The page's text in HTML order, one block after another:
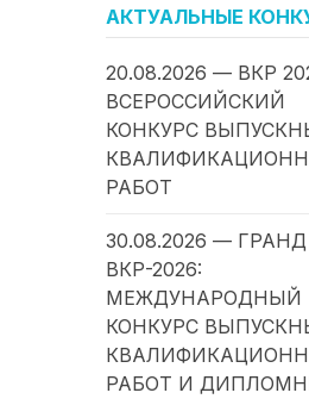
АКТУАЛЬНЫЕ
20.08.2026 — ВКР
ВСЕРОССИЙСКИЙ
КОНКУРС
РАБОТ
30.08.2026 — ГРАНД
ВКР-2026:
МЕЖДУНАРОДНЫЙ
КОНКУРС
РАБОТ И